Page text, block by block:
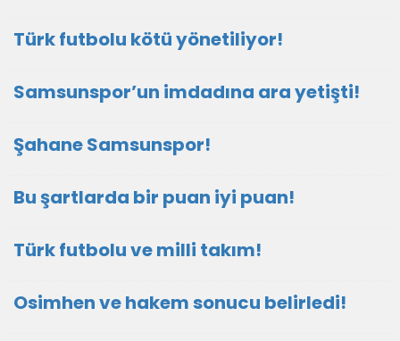
Türk futbolu kötü yönetiliyor!
Samsunspor’un imdadına ara yetişti!
Şahane Samsunspor!
Bu şartlarda bir puan iyi puan!
Türk futbolu ve milli takım!
Osimhen ve hakem sonucu belirledi!